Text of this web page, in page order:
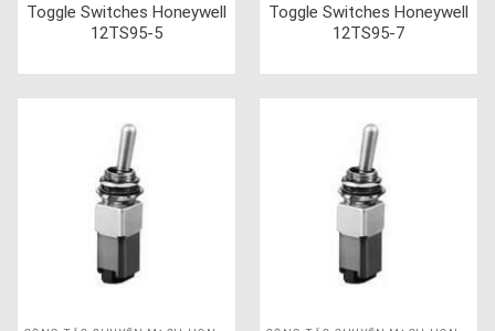
Toggle Switches Honeywell
12TS95-5
Toggle Switches Honeywell
12TS95-7